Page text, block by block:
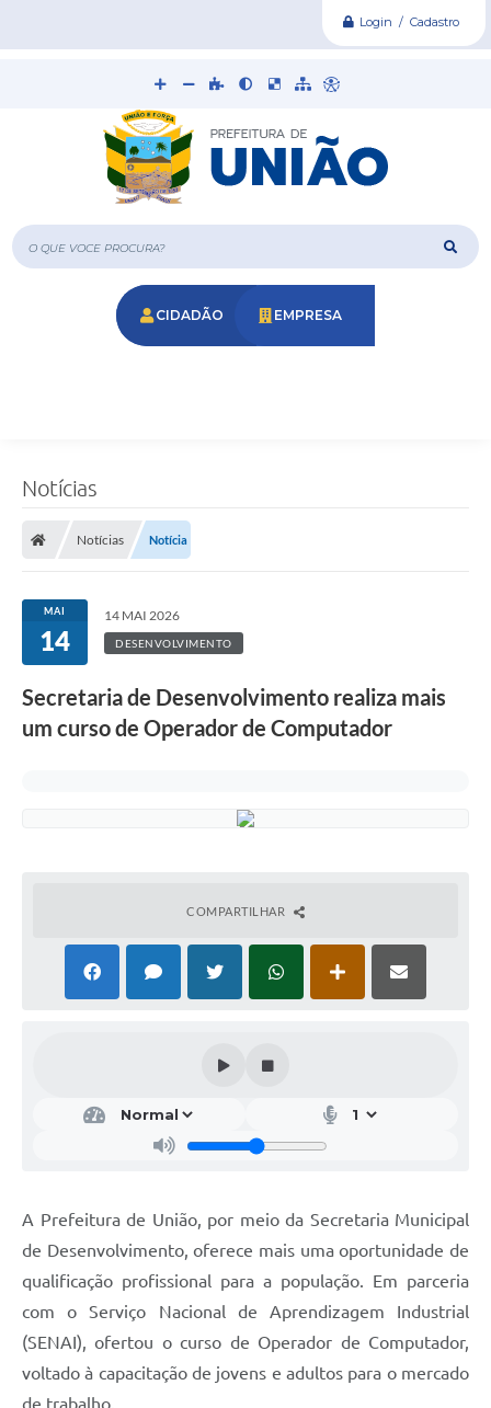
Login / Cadastro
O que voce procura?
CIDADÃO EMPRESA
Notícias
Notícias Notícia
MAI
14
14 MAI 2026
DESENVOLVIMENTO
Secretaria de Desenvolvimento realiza mais
um curso de Operador de Computador
COMPARTILHAR
A Prefeitura de União, por meio da Secretaria Municipal
de Desenvolvimento, oferece mais uma oportunidade de
qualificação profissional para a população. Em parceria
com o Serviço Nacional de Aprendizagem Industrial
(SENAI), ofertou o curso de Operador de Computador,
voltado à capacitação de jovens e adultos para o mercado
de trabalho.